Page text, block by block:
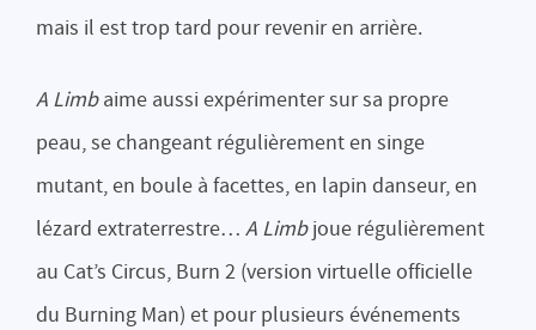
mais il est trop tard pour revenir en arrière.
A Limbaime aussi expérimenter sur sa propre
peau, se changeant régulièrement en singe
mutant, en boule à facettes, en lapin danseur, en
lézard extraterrestre… A Limbjoue régulièrement
au Cat’s Circus, Burn 2 (version virtuelle officielle
du Burning Man) et pour plusieurs événements